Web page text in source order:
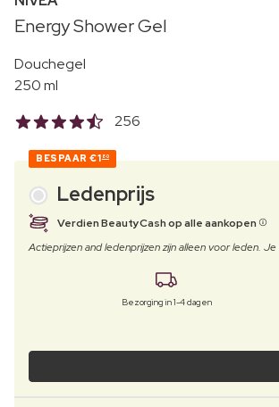
Energy Shower Gel
Douchegel
250 ml
256
BESPAAR €1 80
Ledenprijs
Verdien BeautyCash op alle aankopen
Actieprijzen and ledenprijzen zijn alleen voor leden.
Bezorging in 1-4 dagen